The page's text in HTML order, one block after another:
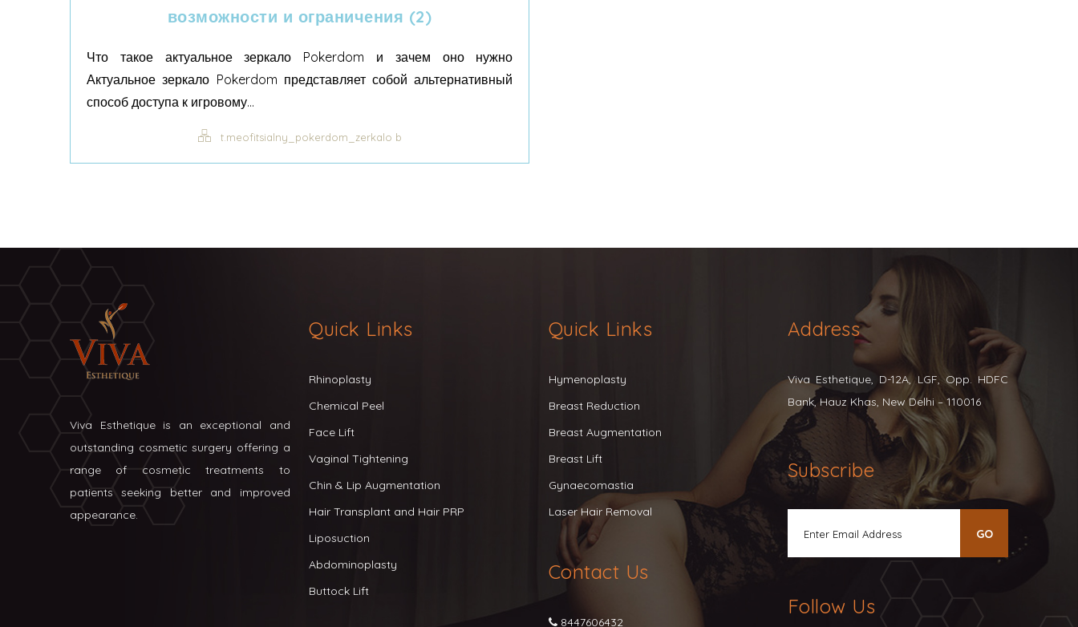
возможности и ограничения (2)
Что такое актуальное зеркало Pokerdom и зачем оно нужно
Актуальное зеркало Pokerdom представляет собой альтернативный
способ доступа к игровому...
t.meofitsialny_pokerdom_zerkalo b
Viva Esthetique is an exceptional and
outstanding cosmetic surgery offering a
range of cosmetic treatments to
patients seeking better and improved
appearance.
Quick Links
Rhinoplasty
Chemical Peel
Face Lift
Vaginal Tightening
Chin & Lip Augmentation
Hair Transplant and Hair PRP
Liposuction
Abdominoplasty
Buttock Lift
Quick Links
Hymenoplasty
Breast Reduction
Breast Augmentation
Breast Lift
Gynaecomastia
Laser Hair Removal
Contact Us
8447606432
Address
Viva Esthetique, D-12A, LGF, Opp. HDFC
Bank, Hauz Khas, New Delhi – 110016
Subscribe
Follow Us